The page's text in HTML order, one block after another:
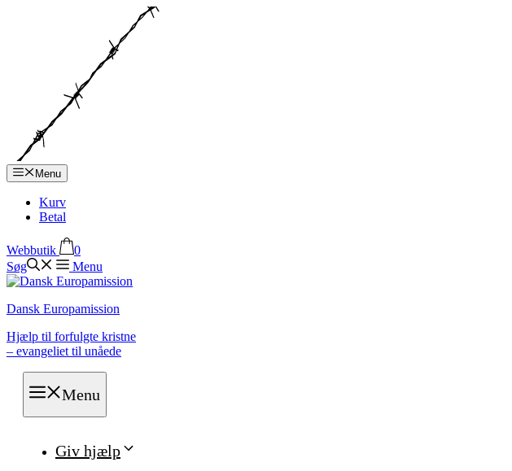
Menu
Kurv
Betal
Webbutik
0
Søg
Menu
Dansk Europamission
Hjælp til forfulgte kristne
– evangeliet til unåede
Menu
Giv hjælp